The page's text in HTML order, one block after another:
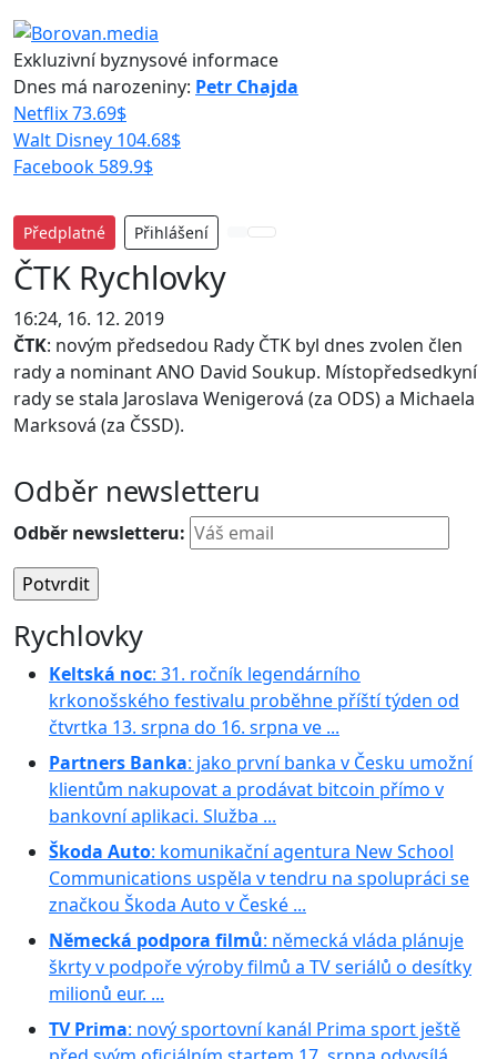
Exkluzivní byznysové informace
Dnes má narozeniny: Petr Chajda
Netflix73.69$
Walt Disney 104.68$
Facebook 589.9$
Předplatné Přihlášení
ČTK Rychlovky
16:24, 16. 12. 2019
ČTK: novým předsedou Rady ČTK byl dnes zvolen člen
rady a nominant ANO David Soukup. Místopředsedkyní
rady se stala Jaroslava Wenigerová (za ODS) a Michaela
Marksová (za ČSSD).
Odběr newsletteru
Odběr newsletteru:
Rychlovky
Keltská noc: 31. ročník legendárního
krkonošského festivalu proběhne příští týden od
čtvrtka 13. srpna do 16. srpna ve ...
Partners Banka: jako první banka v Česku umožní
klientům nakupovat a prodávat bitcoin přímo v
bankovní aplikaci. Služba ...
Škoda Auto: komunikační agentura New School
Communications uspěla v tendru na spolupráci se
značkou Škoda Auto v České ...
Německá podpora filmů: německá vláda plánuje
škrty v podpoře výroby filmů a TV seriálů o desítky
milionů eur. ...
TV Prima: nový sportovní kanál Prima sport ještě